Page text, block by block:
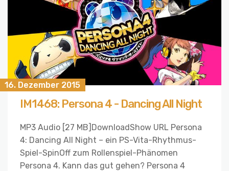
16. Dezember 2015
IM1468: Persona 4 - Dancing All Night
MP3 Audio [27 MB]DownloadShow URL Persona
4: Dancing All Night – ein PS-Vita-Rhythmus-
Spiel-SpinOff zum Rollenspiel-Phänomen
Persona 4. Kann das gut gehen? Persona 4